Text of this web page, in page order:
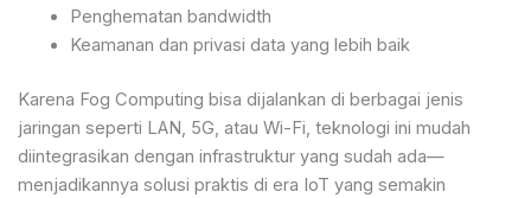
Penghematan bandwidth
Keamanan dan privasi data yang lebih baik
Karena Fog Computing bisa dijalankan di berbagai jenis
jaringan seperti LAN, 5G, atau Wi-Fi, teknologi ini mudah
diintegrasikan dengan infrastruktur yang sudah ada—
menjadikannya solusi praktis di era IoT yang semakin